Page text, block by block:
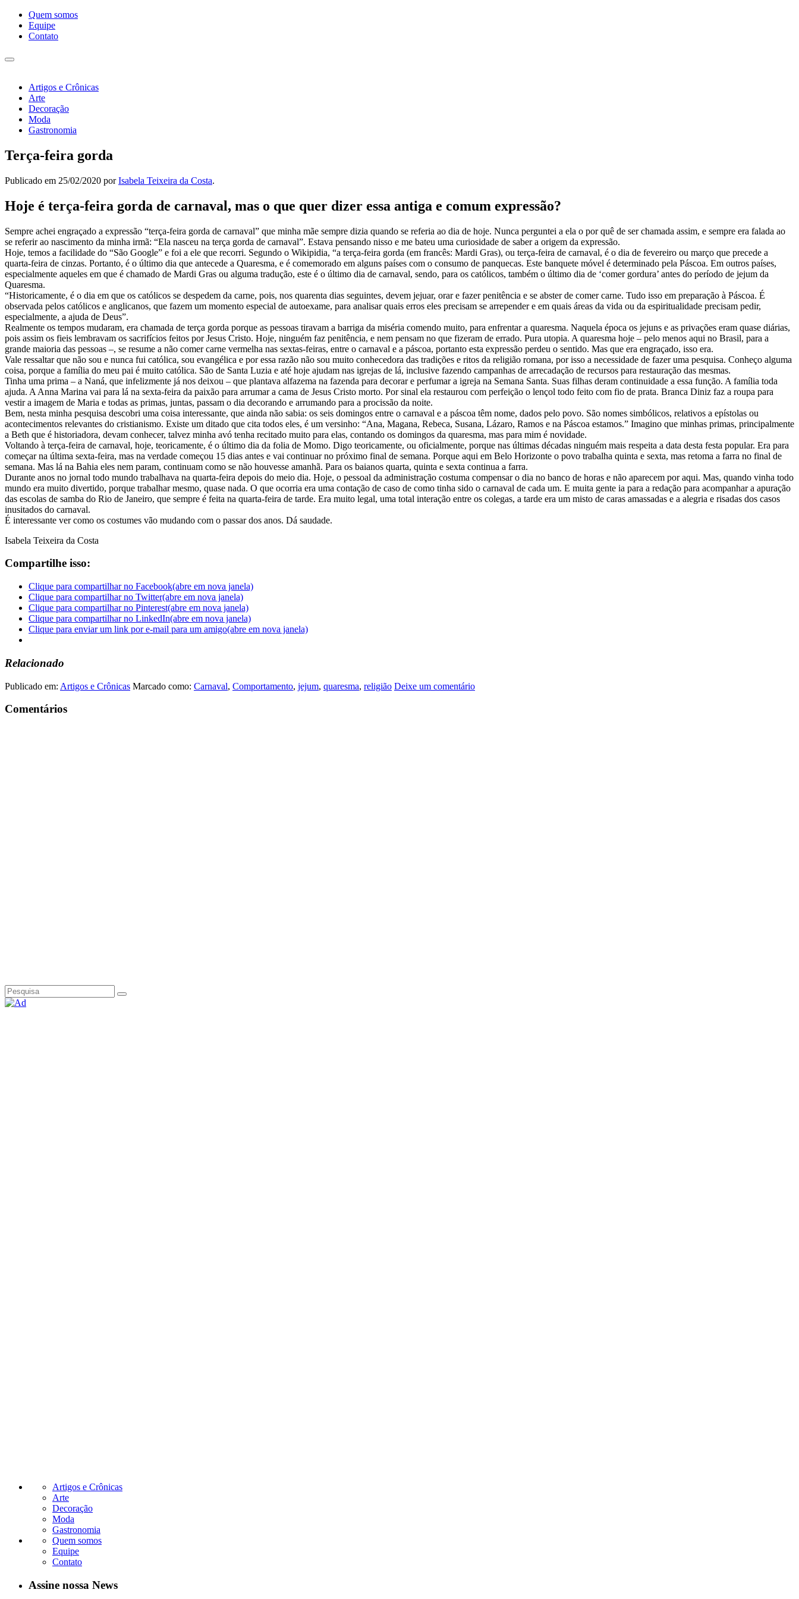
Pular
para
Quem somos
Equipe
Contato
Alternar
Artigos e Crônicas
Arte
Decoração
Moda
Gastronomia
Terça-feira gorda
Publicado em 25/02/2020 porIsabela Teixeira da Costa.
Hoje é terça-feira gorda de carnaval, mas o que quer dizer essa antiga e comum expressão?
Sempre achei engraçado a expressão “terça-feira gorda de carnaval” que minha mãe sempre dizia quando se referia ao dia de hoje. Nunca perguntei a ela o por quê de ser chamada assim, e sempre era falada ao
se referir ao nascimento da minha irmã: “Ela nasceu na terça gorda de carnaval”. Estava pensando nisso e me bateu uma curiosidade de saber a origem da expressão.
Hoje, temos a facilidade do “São Google” e foi a ele que recorri. Segundo o Wikipidia, “a terça-feira gorda (em francês: Mardi Gras), ou terça-feira de carnaval, é o dia de fevereiro ou março que precede a
quarta-feira de cinzas. Portanto, é o último dia que antecede a Quaresma, e é comemorado em alguns países com o consumo de panquecas. Este banquete móvel é determinado pela Páscoa. Em outros países,
especialmente aqueles em que é chamado de Mardi Gras ou alguma tradução, este é o último dia de carnaval, sendo, para os católicos, também o último dia de ‘comer gordura’ antes do período de jejum da
Quaresma.
“Historicamente, é o dia em que os católicos se despedem da carne, pois, nos quarenta dias seguintes, devem jejuar, orar e fazer penitência e se abster de comer carne. Tudo isso em preparação à Páscoa. É
observada pelos católicos e anglicanos, que fazem um momento especial de autoexame, para analisar quais erros eles precisam se arrepender e em quais áreas da vida ou da espiritualidade precisam pedir,
especialmente, a ajuda de Deus”.
Realmente os tempos mudaram, era chamada de terça gorda porque as pessoas tiravam a barriga da miséria comendo muito, para enfrentar a quaresma. Naquela época os jejuns e as privações eram quase diárias,
pois assim os fieis lembravam os sacrifícios feitos por Jesus Cristo. Hoje, ninguém faz penitência, e nem pensam no que fizeram de errado. Pura utopia. A quaresma hoje – pelo menos aqui no Brasil, para a
grande maioria das pessoas –, se resume a não comer carne vermelha nas sextas-feiras, entre o carnaval e a páscoa, portanto esta expressão perdeu o sentido. Mas que era engraçado, isso era.
Vale ressaltar que não sou e nunca fui católica, sou evangélica e por essa razão não sou muito conhecedora das tradições e ritos da religião romana, por isso a necessidade de fazer uma pesquisa. Conheço alguma
coisa, porque a família do meu pai é muito católica. São de Santa Luzia e até hoje ajudam nas igrejas de lá, inclusive fazendo campanhas de arrecadação de recursos para restauração das mesmas.
Tinha uma prima – a Naná, que infelizmente já nos deixou – que plantava alfazema na fazenda para decorar e perfumar a igreja na Semana Santa. Suas filhas deram continuidade a essa função. A família toda
ajuda. A Anna Marina vai para lá na sexta-feira da paixão para arrumar a cama de Jesus Cristo morto. Por sinal ela restaurou com perfeição o lençol todo feito com fio de prata. Branca Diniz faz a roupa para
vestir a imagem de Maria e todas as primas, juntas, passam o dia decorando e arrumando para a procissão da noite.
Bem, nesta minha pesquisa descobri uma coisa interessante, que ainda não sabia: os seis domingos entre o carnaval e a páscoa têm nome, dados pelo povo. São nomes simbólicos, relativos a epístolas ou
acontecimentos relevantes do cristianismo. Existe um ditado que cita todos eles, é um versinho: “Ana, Magana, Rebeca, Susana, Lázaro, Ramos e na Páscoa estamos.” Imagino que minhas primas, principalmente
a Beth que é historiadora, devam conhecer, talvez minha avó tenha recitado muito para elas, contando os domingos da quaresma, mas para mim é novidade.
Voltando à terça-feira de carnaval, hoje, teoricamente, é o último dia da folia de Momo. Digo teoricamente, ou oficialmente, porque nas últimas décadas ninguém mais respeita a data desta festa popular. Era para
começar na última sexta-feira, mas na verdade começou 15 dias antes e vai continuar no próximo final de semana. Porque aqui em Belo Horizonte o povo trabalha quinta e sexta, mas retoma a farra no final de
semana. Mas lá na Bahia eles nem param, continuam como se não houvesse amanhã. Para os baianos quarta, quinta e sexta continua a farra.
Durante anos no jornal todo mundo trabalhava na quarta-feira depois do meio dia. Hoje, o pessoal da administração costuma compensar o dia no banco de horas e não aparecem por aqui. Mas, quando vinha todo
mundo era muito divertido, porque trabalhar mesmo, quase nada. O que ocorria era uma contação de caso de como tinha sido o carnaval de cada um. E muita gente ia para a redação para acompanhar a apuração
das escolas de samba do Rio de Janeiro, que sempre é feita na quarta-feira de tarde. Era muito legal, uma total interação entre os colegas, a tarde era um misto de caras amassadas e a alegria e risadas dos casos
inusitados do carnaval.
É interessante ver como os costumes vão mudando com o passar dos anos. Dá saudade.
Isabela Teixeira da Costa
Compartilhe isso:
Clique para compartilhar no Facebook(abre em nova janela)
Clique para compartilhar no Twitter(abre em nova janela)
Clique para compartilhar no Pinterest(abre em nova janela)
Clique para compartilhar no LinkedIn(abre em nova janela)
Clique para enviar um link por e-mail para um amigo(abre em nova janela)
Relacionado
Publicado em: Artigos e Crônicas Marcado como: Carnaval, Comportamento, jejum, quaresma, religião Deixe um comentário
Comentários
Artigos e Crônicas
Arte
Decoração
Moda
Gastronomia
Quem somos
Equipe
Contato
Assine nossa News